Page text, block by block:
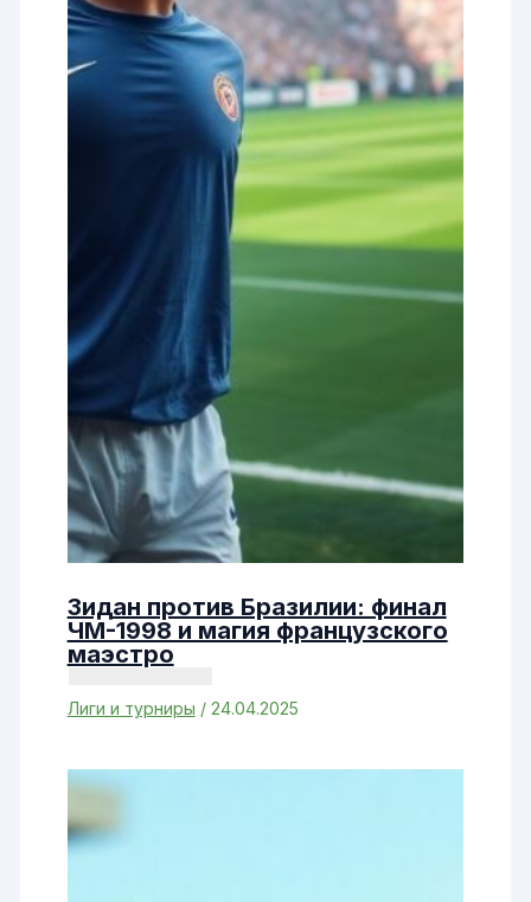
Зидан против Бразилии: финал
ЧМ-1998 и магия французского
маэстро
Лиги и турниры / 24.04.2025